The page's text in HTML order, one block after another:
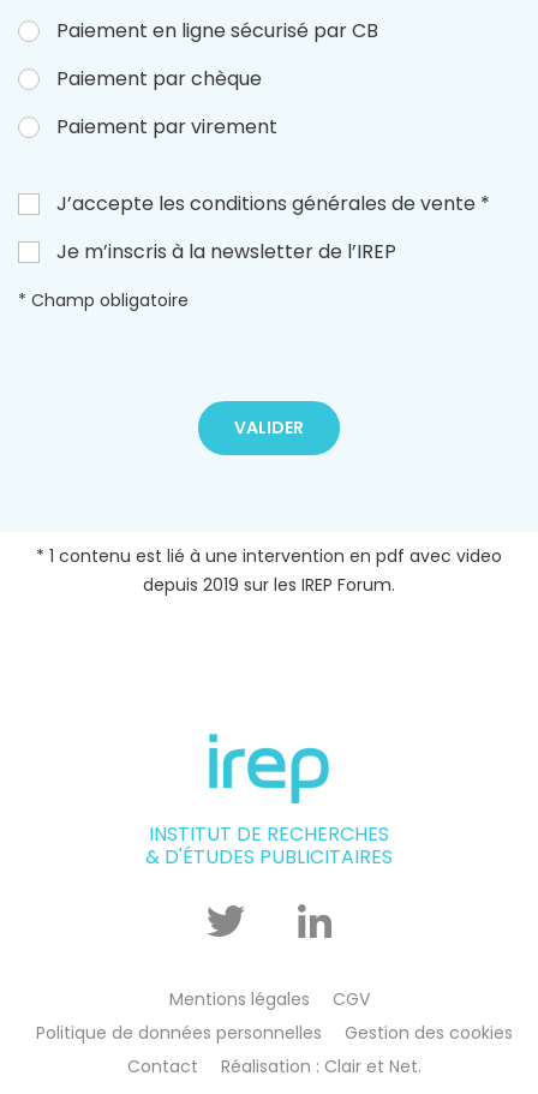
Paiement en ligne sécurisé par CB
Paiement par chèque
Paiement par virement
J’accepte les conditions générales de vente *
Je m’inscris à la newsletter de l’IREP
* Champ obligatoire
VALIDER
* 1 contenu est lié à une intervention en pdf avec video
depuis 2019 sur les IREP Forum.
INSTITUT DE RECHERCHES
& D'ÉTUDES PUBLICITAIRES
Twitter Linkedin
Mentions légales
CGV
Politique de données personnelles
Gestion des cookies
Contact
Réalisation : Clair et Net.